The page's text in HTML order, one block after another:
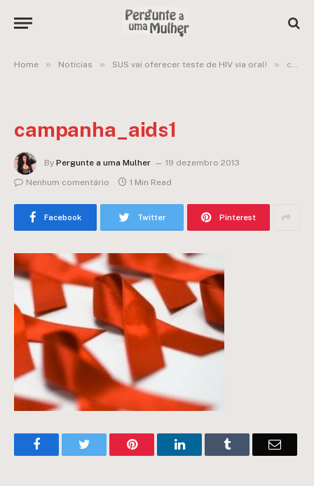
Home » Notícias » SUS vai oferecer teste de HIV via oral! » campanha_aids1
campanha_aids1
By Pergunte a uma Mulher
19 dezembro 2013
Nenhum comentário
1 Min Read
Facebook Twitter Pinterest
FacebookTwitter Pinterest LinkedInTumblr Email